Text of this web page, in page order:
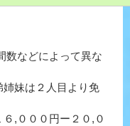
数などによって異な
妹は２人目より免
,０００円ー２０,０